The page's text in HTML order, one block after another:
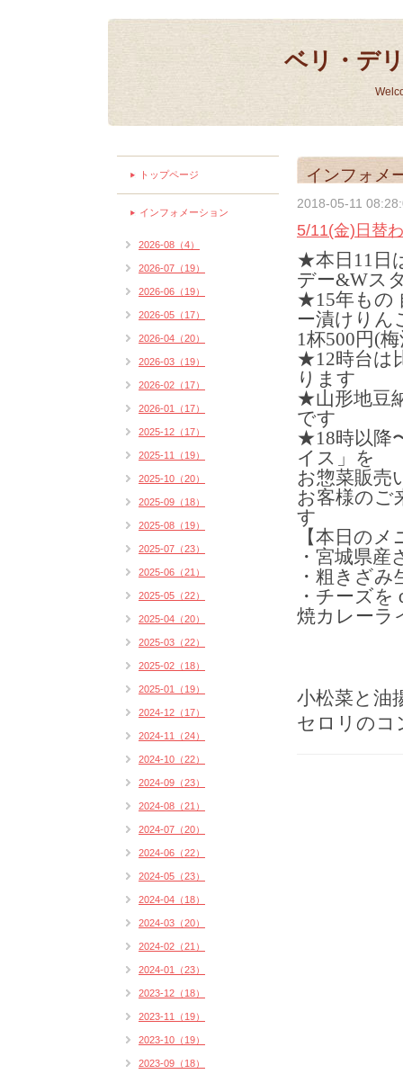
ベリ・デ
インフォメ
2018-05-11
5/11(金)日替
★本日11日
デー&Wス
★15年もの
ー漬けりん
1杯500円(
★12時台は
ります
★山形地豆
です
★18時以降
イス」を
お惣菜販売
お客様のご
す
【本日の
・宮城県
・粗きざ
・チーズを
焼カレーラ
小松菜と油
セロリのコ
トップページ
インフォメーション
2026-08（4）
2026-07（19）
2026-06（19）
2026-05（17）
2026-04（20）
2026-03（19）
2026-02（17）
2026-01（17）
2025-12（17）
2025-11（19）
2025-10（20）
2025-09（18）
2025-08（19）
2025-07（23）
2025-06（21）
2025-05（22）
2025-04（20）
2025-03（22）
2025-02（18）
2025-01（19）
2024-12（17）
2024-11（24）
2024-10（22）
2024-09（23）
2024-08（21）
2024-07（20）
2024-06（22）
2024-05（23）
2024-04（18）
2024-03（20）
2024-02（21）
2024-01（23）
2023-12（18）
2023-11（19）
2023-10（19）
2023-09（18）